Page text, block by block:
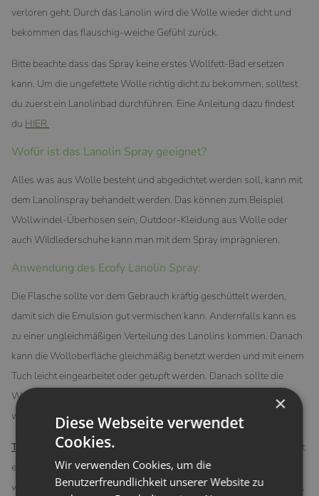
verloren geht. Durch das Lanolin wird die Wolle wieder dicht und
bekommen das flauschig-weiche Gefühl zurück.
Bitte beachte dass das Spray keine erstes Wollfett-Bad ersetzen
kann. Um die ungefettete Wolle richtig dicht zu bekommen, solltest
du zuerst ein Lanolinbad durchführen. Eine Anleitung dazu findest
du HIER
Wofür ist das Lanolin Spray geeignet?
Alles was aus Wolle besteht und abgedichtet werden soll, kann mit
dem Lanolinspray behandelt werden. Das können zum Beispiel
Wollwindel-Überhosen sein, Outdoor-Kleidung aus Wolle oder
auch Wildlederschuhe kann man mit dem Spray imprägnieren.
Anwendung des Ecofy Lanolin Spray:
Die Flasche sollte vor dem Gebrauch kräftig geschüttelt werden,
damit sich die Emulsion gut vermischen kann. Andernfalls kann es
zu einer ungleichmäßigen Verteilung des Lanolins kommen. Danach
kann die Wolloberfläche gleichmäßig benetzt werden und mit einem
Tuch leicht eingearbeitet oder getupft werden. Danach sollte die
Wolle vollständig durchtrocknen, bevor diese wieder verwendet
wird.
Tipp
: Sollten leichte Flocken entstehen, dann sollte die Flasche leicht
erwärmt werden (auf der Heizung) damit sich das Lanolin wieder
vollständig auflösen kann. Danach wieder wie gewohnt verwenden.
×
Diese Webseite verwendet
Cookies.
Wir verwenden Cookies, um die
Benutzerfreundlichkeit unserer Website zu